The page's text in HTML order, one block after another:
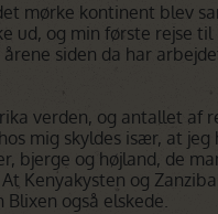
mørke kontinent blev
ud, og min første rejse
siden da har
verden, og antallet af
mig skyldes især, at
bjerge og højland, de
Kenyakysten og
også elskede.